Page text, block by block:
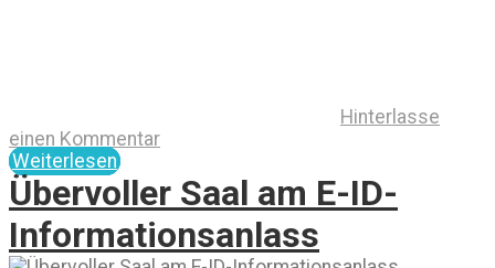
Hinterlasse
einen Kommentar
Weiterlesen
Übervoller Saal am E-ID-
Informationsanlass